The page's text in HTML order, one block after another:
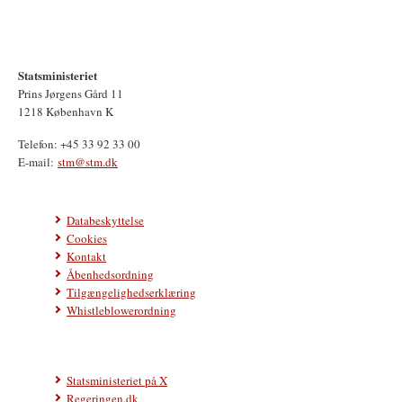
Statsministeriet
Prins Jørgens Gård 11
1218 København K
Telefon: +45 33 92 33 00
E-mail: stm@stm.dk
Databeskyttelse
Cookies
Kontakt
Åbenhedsordning
Tilgængelighedserklæring
Whistleblowerordning
Statsministeriet på X
Regeringen.dk